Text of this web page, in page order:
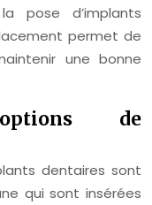
pose d’implants
permet de
une bonne
de
dentaires sont
qui sont insérées